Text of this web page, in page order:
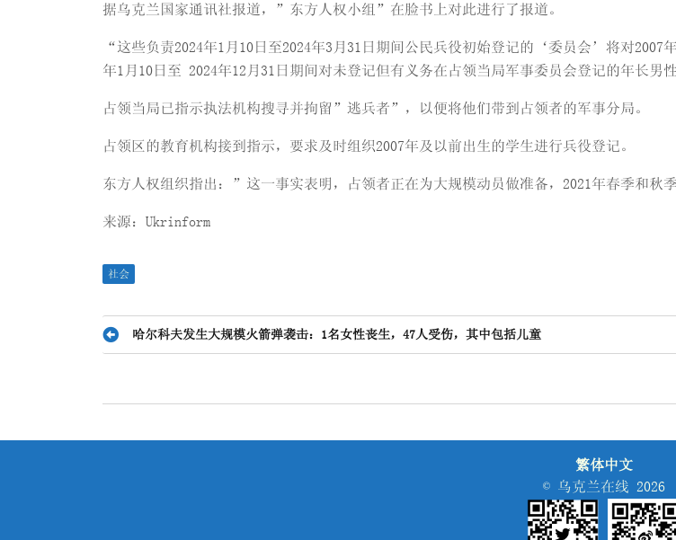
据乌克兰国家通讯社报道，”东方人权小组”在脸书上对此进行了报道。
“这些负责2024年1月10日至2024年3月31日期间公民兵役初始登记的‘委员会’将对
年1月10日至 2024年12月31日期间对未登记但有义务在占领当局军事委员会登记的年长男
占领当局已指示执法机构搜寻并拘留”逃兵者”，以便将他们带到占领者的军事分局。
占领区的教育机构接到指示，要求及时组织2007年及以前出生的学生进行兵役登记。
东方人权组织指出：”这一事实表明，占领者正在为大规模动员做准备，2021年春季和秋
来源：Ukrinform
社会
文
导
航
哈尔科夫发生大规模火箭弹袭击：1名女性丧生，47人受伤，其中包括儿童
繁体中文
© 乌克兰在线 2026